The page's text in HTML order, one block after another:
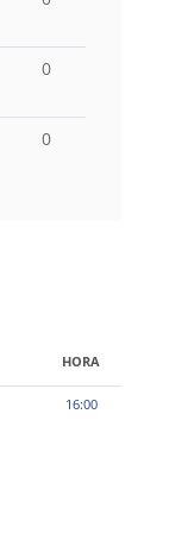
0
0
HORA
16:00